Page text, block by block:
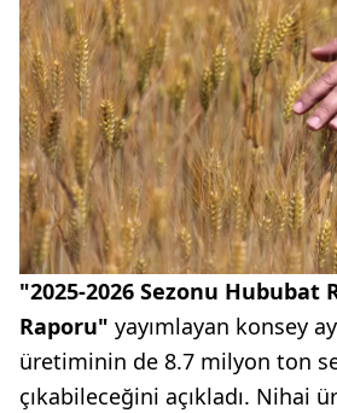
"2025-2026 Sezonu Hububat
Raporu" yayımlayan konsey
üretiminin de 8.7 milyon ton
çıkabileceğini açıkladı. Nihai